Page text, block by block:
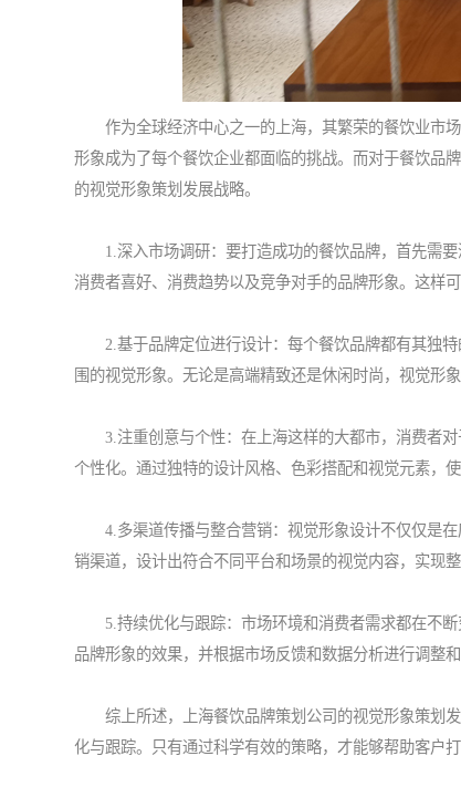
作为全球经济中心之一的上海，其繁荣的餐饮业市场
形象成为了每个餐饮企业都面临的挑战。而对于餐饮品
的视觉形象策划发展战略。
1.深入市场调研：要打造成功的餐饮品牌，首先需要
消费者喜好、消费趋势以及竞争对手的品牌形象。这样
2.基于品牌定位进行设计：每个餐饮品牌都有其独特
围的视觉形象。无论是高端精致还是休闲时尚，视觉形
3.注重创意与个性：在上海这样的大都市，消费者对
个性化。通过独特的设计风格、色彩搭配和视觉元素，
4.多渠道传播与整合营销：视觉形象设计不仅仅是在
销渠道，设计出符合不同平台和场景的视觉内容，实现整
5.持续优化与跟踪：市场环境和消费者需求都在不断
品牌形象的效果，并根据市场反馈和数据分析进行调整
综上所述，上海餐饮品牌策划公司的视觉形象策划发
化与跟踪。只有通过科学有效的策略，才能够帮助客户